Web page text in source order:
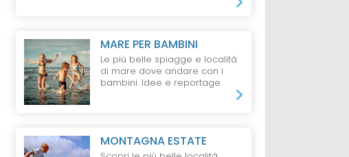
MARE PER BAMBINI
Le più belle spiagge e località
di mare dove andare con i
bambini. Idee e reportage.
MONTAGNA ESTATE